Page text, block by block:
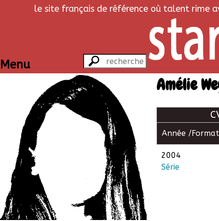
le site français de référence où talent rime
Menu
Amélie
Année / Format
2004
Série